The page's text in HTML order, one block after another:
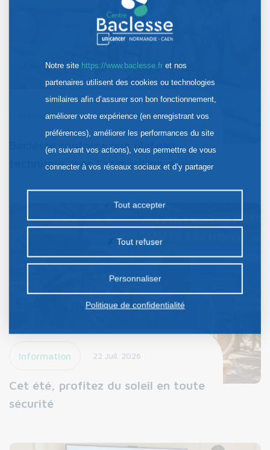
Information 30 Juil. 2026
Baclesse renforce son plateau
technique avec l’acquisition d’un…
Information 22 Juil. 2026
Cet été, profitez du soleil en toute
sécurité
Notre site https://www.baclesse.fret nos
partenaires utilisent des cookies ou technologies
similaires afin d’assurer son bon fonctionnement,
améliorer votre expérience (en enregistrant vos
préférences), améliorer les performances du site
(en suivant vos actions), vous permettre de vous
connecter à vos réseaux sociaux et d’y partager
la publicité personnalisée sur notre site ou ceux de
nos partenaires. Certains traceurs non classés
préalable.
Tout accepter
Tout refuser
Personnaliser
Politique de confidentialité